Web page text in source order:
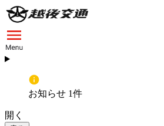
お知らせ 1件
開く